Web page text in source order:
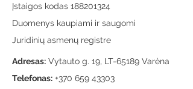
Įstaigos kodas 188201324
Duomenys kaupiami ir saugomi
Juridinių asmenų registre
Adresas: Vytauto g. 19, LT-65189 Varėna
Telefonas: +370 659 43303